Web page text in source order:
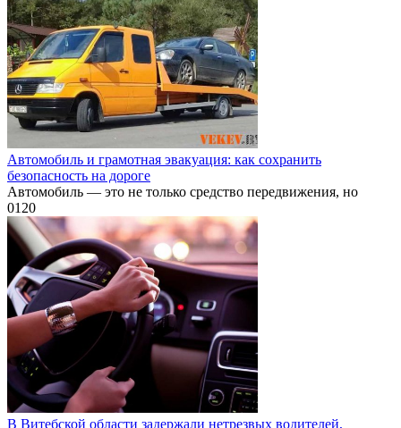
Автомобиль и грамотная эвакуация: как сохранить
безопасность на дороге
Автомобиль — это не только средство передвижения, но
0120
В Витебской области задержали нетрезвых водителей,